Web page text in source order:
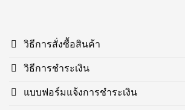
วิธีการสั่งซื้อสินค้า
วิธีการชำระเงิน
แบบฟอร์มแจ้งการชำระเงิน